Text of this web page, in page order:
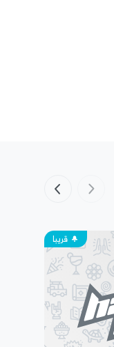
قريبا